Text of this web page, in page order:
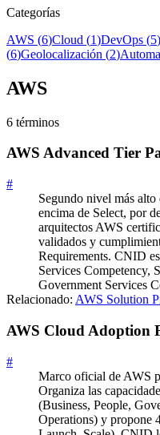
Categorías
AWS (6)Cloud (1)DevOps (5)
(6)Geolocalización (2)
AWS
6 términos
AWS Advanced Tier
#
Segundo nivel más
encima de Select, por
arquitectos AWS
validados y
Requirements. CNID
Services Competency,
Government Services
Relacionado: AWS Solution
AWS Cloud Adoption
#
Marco oficial de AWS
Organiza las
(Business, People,
Operations) y propone